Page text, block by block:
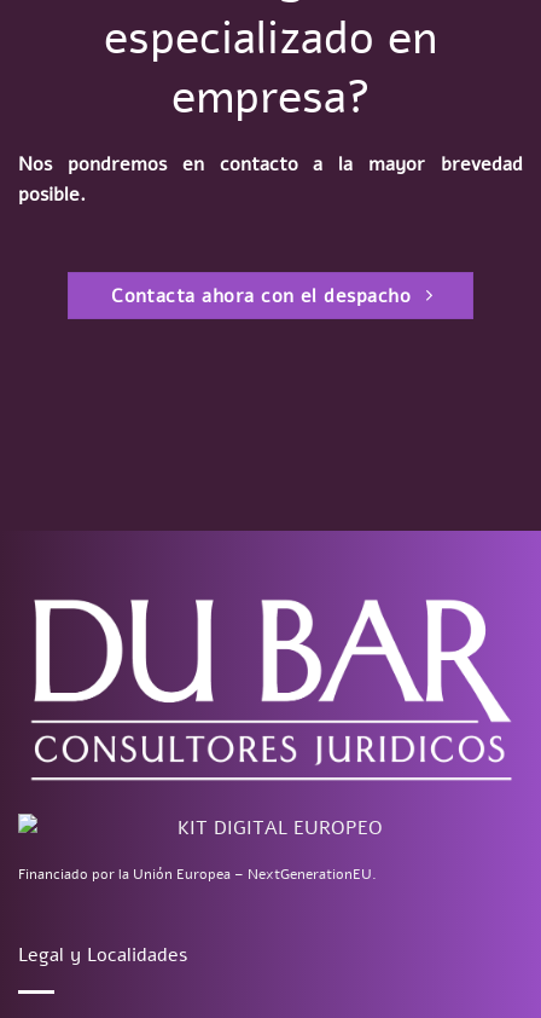
especializado en
empresa?
Nos pondremos en contacto a la mayor brevedad
posible.
Contacta ahora con el despacho
Financiado por la Unión Europea – NextGenerationEU.
Legal y Localidades